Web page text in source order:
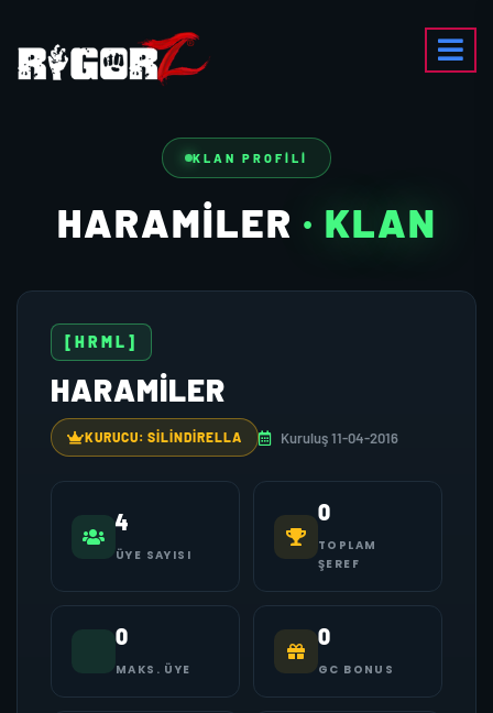
KLAN PROFILI
HARAMILER · KLAN
[HRML]
HARAMILER
KURUCU: SILINDIRELLA Kuruluş 11-04-2016
4
ÜYE SAYISI
0
TOPLAM
ŞEREF
0
MAKS. ÜYE
0
GC BONUS